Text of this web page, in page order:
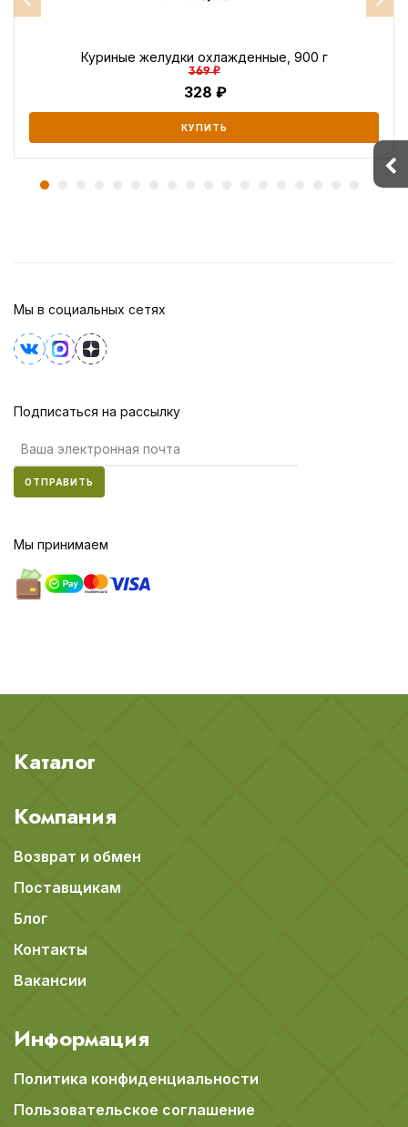
Куриные желудки охлажденные, 900 г
369 ₽
328
КУПИТЬ
Мы в социальных сетях
Подписаться на рассылку
ОТПРАВИТЬ
Мы принимаем
Каталог
Компания
Возврат и обмен
Поставщикам
Блог
Контакты
Вакансии
Информация
Политика конфиденциальности
Пользовательское соглашение